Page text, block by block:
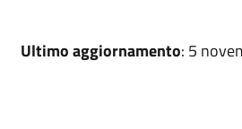
Ultimo aggiornamento: 5